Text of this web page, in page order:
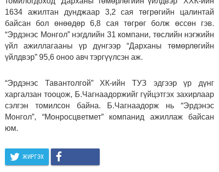
1634 ажилтан дунджаар 3,2 сая төгрөгийн цалинтай
байсан бол өнөөдөр 6,8 сая төгрөг болж өссөн гэв.
“Эрдэнэс Монгол” нэгдлийн 31 компани, төслийн нэгжийн
үйл ажиллагааны үр дүнгээр “Дарханы төмөрлөгийн
үйлдвэр” 95,6 оноо авч тэргүүлсэн аж.
“Эрдэнэс Тавантолгой” ХК-ийн ТУЗ эдгээр үр дүнг
харгалзан тооцож, Б.Чагнаадоржийг гүйцэтгэх захирлаар
сэлгэн томилсон байна. Б.Чагнаадорж нь “Эрдэнэс
Монгол”, “Монросцветмет” компанид ажиллаж байсан
юм.
ЖИРГЭХ